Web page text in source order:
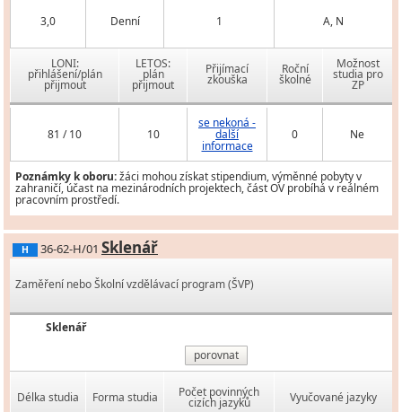
3,0 Denní 1 A, N
LONI:
přihlášení/plán
přijmout
LETOS:
plán
přijmout
Přijímací
zkouška
Roční
školné
Možnost
studia pro
ZP
81 / 10 10
se nekoná -
další
informace
0 Ne
Poznámky k oboru:žáci mohou získat stipendium, výměnné pobyty v
zahraničí, účast na mezinárodních projektech, část OV probíhá v reálném
pracovním prostředí.
H 36-62-H/01 Sklenář
Zaměření nebo Školní vzdělávací program (ŠVP)
Sklenář
porovnat
Délka studia Forma studia Počet povinných
cizích jazyků Vyučované jazyky